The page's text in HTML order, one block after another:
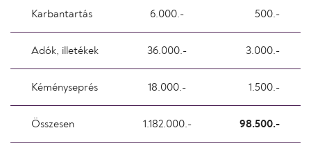
Karbantartás 6.000.- 500.-
Adók, illetékek 36.000.- 3.000.-
Kéményseprés 18.000.- 1.500.-
Összesen 1.182.000.- 98.500.-